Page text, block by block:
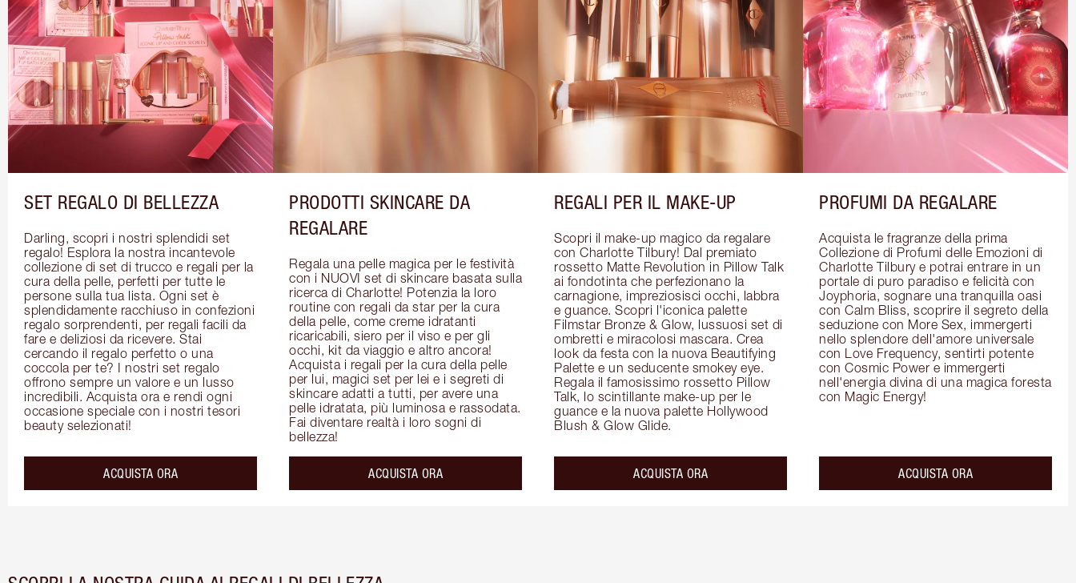
SET REGALO DI BELLEZZA
Darling, scopri i nostri splendidi set
regalo! Esplora la nostra incantevole
collezione di set di trucco e regali per la
cura della pelle, perfetti per tutte le
persone sulla tua lista. Ogni set è
splendidamente racchiuso in confezioni
regalo sorprendenti, per regali facili da
fare e deliziosi da ricevere. Stai
cercando il regalo perfetto o una
coccola per te? I nostri set regalo
offrono sempre un valore e un lusso
incredibili. Acquista ora e rendi ogni
occasione speciale con i nostri tesori
beauty selezionati!
ACQUISTA ORA
PRODOTTI SKINCARE DA
REGALARE
Regala una pelle magica per le festività
con i NUOVI set di skincare basata sulla
ricerca di Charlotte! Potenzia la loro
routine con regali da star per la cura
della pelle, come creme idratanti
ricaricabili, siero per il viso e per gli
occhi, kit da viaggio e altro ancora!
Acquista i regali per la cura della pelle
per lui, magici set per lei e i segreti di
skincare adatti a tutti, per avere una
pelle idratata, più luminosa e rassodata.
Fai diventare realtà i loro sogni di
bellezza!
ACQUISTA ORA
REGALI PER IL MAKE-UP
Scopri il make-up magico da regalare
con Charlotte Tilbury! Dal premiato
rossetto Matte Revolution in Pillow Talk
ai fondotinta che perfezionano la
carnagione, impreziosisci occhi, labbra
e guance. Scopri l'iconica palette
Filmstar Bronze & Glow, lussuosi set di
ombretti e miracolosi mascara. Crea
look da festa con la nuova Beautifying
Palette e un seducente smokey eye.
Regala il famosissimo rossetto Pillow
Talk, lo scintillante make-up per le
guance e la nuova palette Hollywood
Blush & Glow Glide.
ACQUISTA ORA
PROFUMI DA REGALARE
Acquista le fragranze della prima
Collezione di Profumi delle Emozioni di
Charlotte Tilbury e potrai entrare in un
portale di puro paradiso e felicità con
Joyphoria, sognare una tranquilla oasi
con Calm Bliss, scoprire il segreto della
seduzione con More Sex, immergerti
nello splendore dell'amore universale
con Love Frequency, sentirti potente
con Cosmic Power e immergerti
nell'energia divina di una magica foresta
con Magic Energy!
ACQUISTA ORA